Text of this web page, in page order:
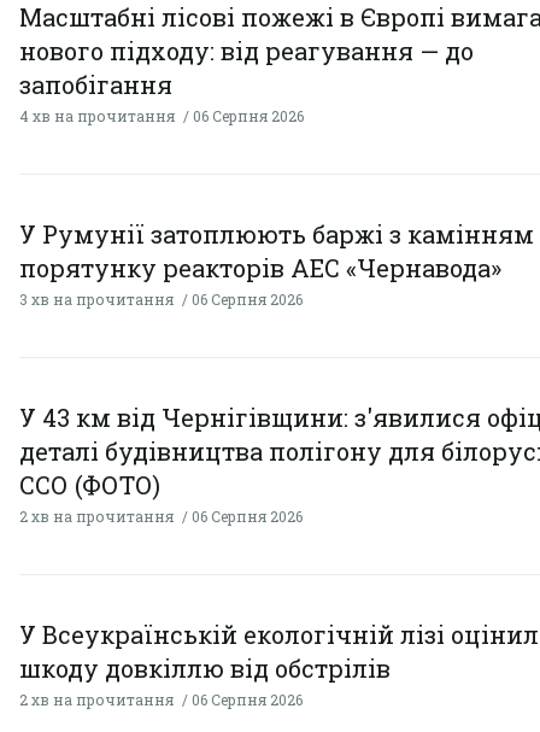
Масштабні лісові пожежі в Європі
нового підходу: від реагування — до
запобігання
4 хв на прочитання 06 Серпня 2026
У Румунії затоплюють баржі з
порятунку реакторів АЕС «Чернавода»
3 хв на прочитання 06 Серпня 2026
У 43 км від Чернігівщини: з'явилися
деталі будівництва полігону для
ССО (ФОТО)
2 хв на прочитання 06 Серпня 2026
У Всеукраїнській екологічній лізі
шкоду довкіллю від обстрілів
2 хв на прочитання 06 Серпня 2026